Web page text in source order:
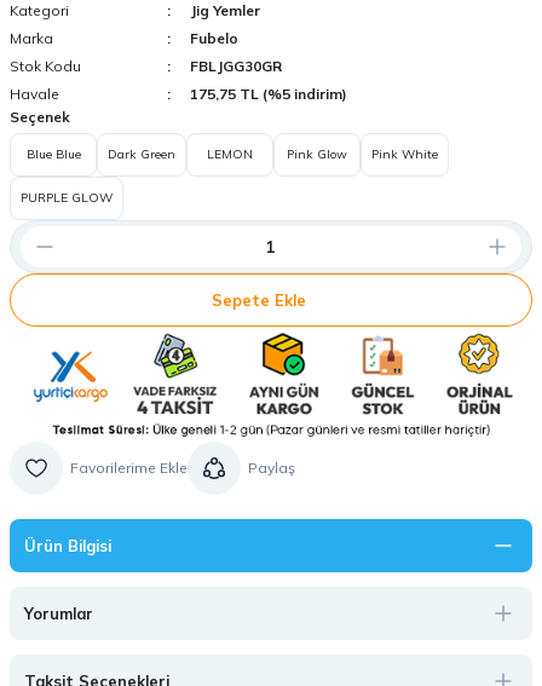
Kategori
Jig Yemler
Marka
Fubelo
Stok Kodu
FBLJGG30GR
Havale
175,75 TL (%5 indirim)
Seçenek
Blue Blue Dark Green LEMON Pink Glow Pink White
PURPLE GLOW
Sepete Ekle
Paylaş
Ürün Bilgisi
Yorumlar
Taksit Seçenekleri